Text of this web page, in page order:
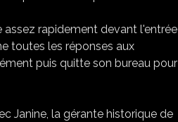
assez rapidement devant l'entrée
toutes les réponses aux
puis quitte son bureau pour
Janine, la gérante historique de